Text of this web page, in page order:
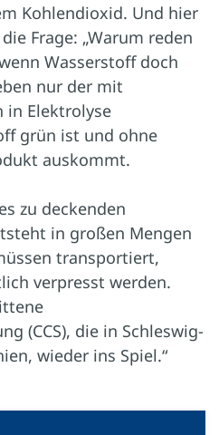
Kohlendioxid. Und hier
Frage: „Warum reden
Wasserstoff doch
nur der mit
in Elektrolyse
grün ist und ohne
auskommt.
zu deckenden
in großen Mengen
transportiert,
verpresst werden.
(CCS), die in Schleswig-
wieder ins Spiel.“